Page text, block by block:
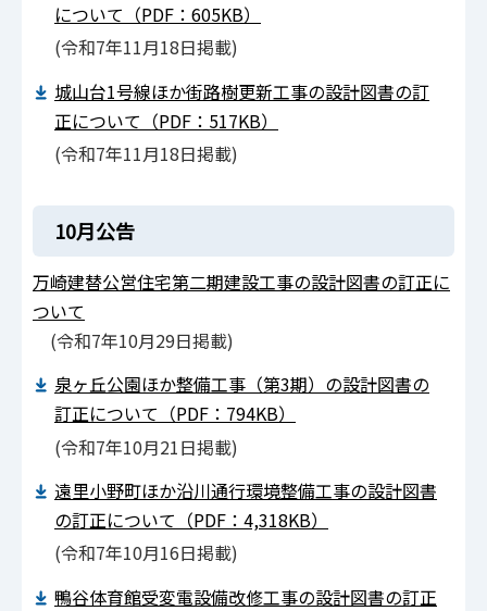
について（PDF：605KB）
(令和7年11月18日掲載)
城山台1号線ほか街路樹更新工事の設計図書の訂
正について（PDF：517KB）
(令和7年11月18日掲載)
10月公告
万崎建替公営住宅第二期建設工事の設計図書の訂正に
ついて
(令和7年10月29日掲載)
泉ヶ丘公園ほか整備工事（第3期）の設計図書の
訂正について（PDF：794KB）
(令和7年10月21日掲載)
遠里小野町ほか沿川通行環境整備工事の設計図書
の訂正について（PDF：4,318KB）
(令和7年10月16日掲載)
鴨谷体育館受変電設備改修工事の設計図書の訂正